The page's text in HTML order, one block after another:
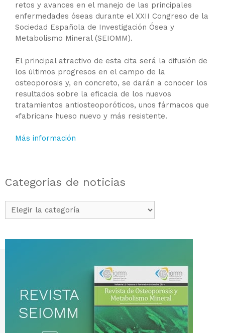
retos y avances en el manejo de las principales
enfermedades óseas durante el XXII Congreso de la
Sociedad Española de Investigación Ósea y
Metabolismo Mineral (SEIOMM).
El principal atractivo de esta cita será la difusión de
los últimos progresos en el campo de la
osteoporosis y, en concreto, se darán a conocer los
resultados sobre la eficacia de los nuevos
tratamientos antiosteoporóticos, unos fármacos que
«fabrican» hueso nuevo y más resistente.
Más información
Categorías de noticias
Categorías
de